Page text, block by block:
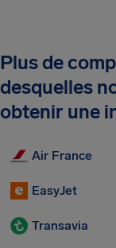
Plus de
desquelles
obtenir une
Air France
EasyJet
Transavia